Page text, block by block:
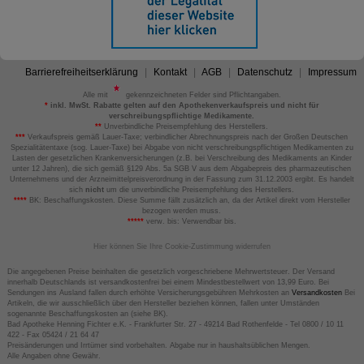
Barrierefreiheitserklärung Kontakt AGB Datenschutz Impressum
Alle mit
gekennzeichneten Felder sind Pflichtangaben.
*inkl. MwSt. Rabatte gelten auf den Apothekenverkaufspreis und nicht für
verschreibungspflichtige Medikamente.
** Unverbindliche Preisempfehlung des Herstellers.
*** Verkaufspreis gemäß Lauer-Taxe; verbindlicher Abrechnungspreis nach der Großen Deutschen
Spezialitätentaxe (sog. Lauer-Taxe) bei Abgabe von nicht verschreibungspflichtigen Medikamenten zu
Lasten der gesetzlichen Krankenversicherungen (z.B. bei Verschreibung des Medikaments an Kinder
unter 12 Jahren), die sich gemäß §129 Abs. 5a SGB V aus dem Abgabepreis des pharmazeutischen
Unternehmens und der Arzneimittelpreisverordnung in der Fassung zum 31.12.2003 ergibt. Es handelt
sich nicht um die unverbindliche Preisempfehlung des Herstellers.
****BK: Beschaffungskosten. Diese Summe fällt zusätzlich an, da der Artikel direkt vom Hersteller
bezogen werden muss.
*****verw. bis: Verwendbar bis.
Hier können Sie Ihre Cookie-Zustimmung widerrufen
Die angegebenen Preise beinhalten die gesetzlich vorgeschriebene Mehrwertsteuer. Der Versand
innerhalb Deutschlands ist versandkostenfrei bei einem Mindestbestellwert von 13,99 Euro. Bei
Sendungen ins Ausland fallen durch erhöhte Versicherungsgebühren Mehrkosten an VersandkostenBei
Artikeln, die wir ausschließlich über den Hersteller beziehen können, fallen unter Umständen
sogenannte Beschaffungskosten an (siehe BK).
Bad Apotheke Henning Fichter e.K. - Frankfurter Str. 27 - 49214 Bad Rothenfelde - Tel 0800 / 10 11
422 - Fax 05424 / 21 64 47
Preisänderungen und Irrtümer sind vorbehalten. Abgabe nur in haushaltsüblichen Mengen.
Alle Angaben ohne Gewähr.